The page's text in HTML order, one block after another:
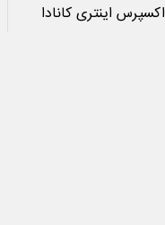
اکسپرس اینتری کانادا